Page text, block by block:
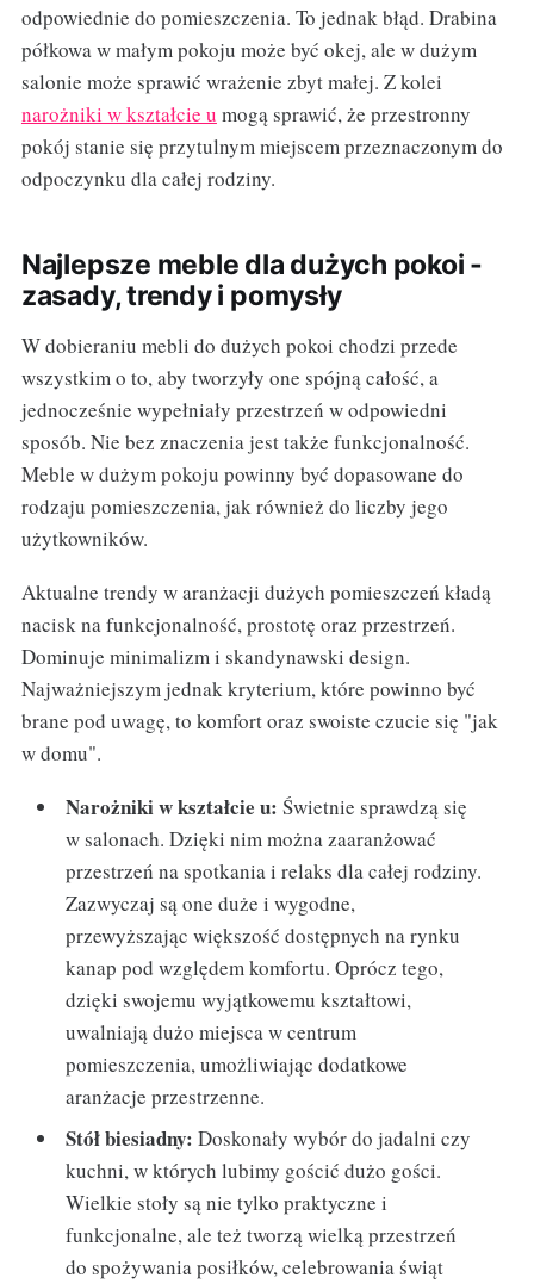
odpowiednie do pomieszczenia. To jednak błąd. Drabina
półkowa w małym pokoju może być okej, ale w dużym
salonie może sprawić wrażenie zbyt małej. Z kolei
narożniki w kształcie u mogą sprawić, że przestronny
pokój stanie się przytulnym miejscem przeznaczonym do
odpoczynku dla całej rodziny.
Najlepsze meble dla dużych pokoi -
zasady, trendy i pomysły
W dobieraniu mebli do dużych pokoi chodzi przede
wszystkim o to, aby tworzyły one spójną całość, a
jednocześnie wypełniały przestrzeń w odpowiedni
sposób. Nie bez znaczenia jest także funkcjonalność.
Meble w dużym pokoju powinny być dopasowane do
rodzaju pomieszczenia, jak również do liczby jego
użytkowników.
Aktualne trendy w aranżacji dużych pomieszczeń kładą
nacisk na funkcjonalność, prostotę oraz przestrzeń.
Dominuje minimalizm i skandynawski design.
Najważniejszym jednak kryterium, które powinno być
brane pod uwagę, to komfort oraz swoiste czucie się "jak
w domu".
Narożniki w kształcie u: Świetnie sprawdzą się
w salonach. Dzięki nim można zaaranżować
przestrzeń na spotkania i relaks dla całej rodziny.
Zazwyczaj są one duże i wygodne,
przewyższając większość dostępnych na rynku
kanap pod względem komfortu. Oprócz tego,
dzięki swojemu wyjątkowemu kształtowi,
uwalniają dużo miejsca w centrum
pomieszczenia, umożliwiając dodatkowe
aranżacje przestrzenne.
Stół biesiadny: Doskonały wybór do jadalni czy
kuchni, w których lubimy gościć dużo gości.
Wielkie stoły są nie tylko praktyczne i
funkcjonalne, ale też tworzą wielką przestrzeń
do spożywania posiłków, celebrowania świąt